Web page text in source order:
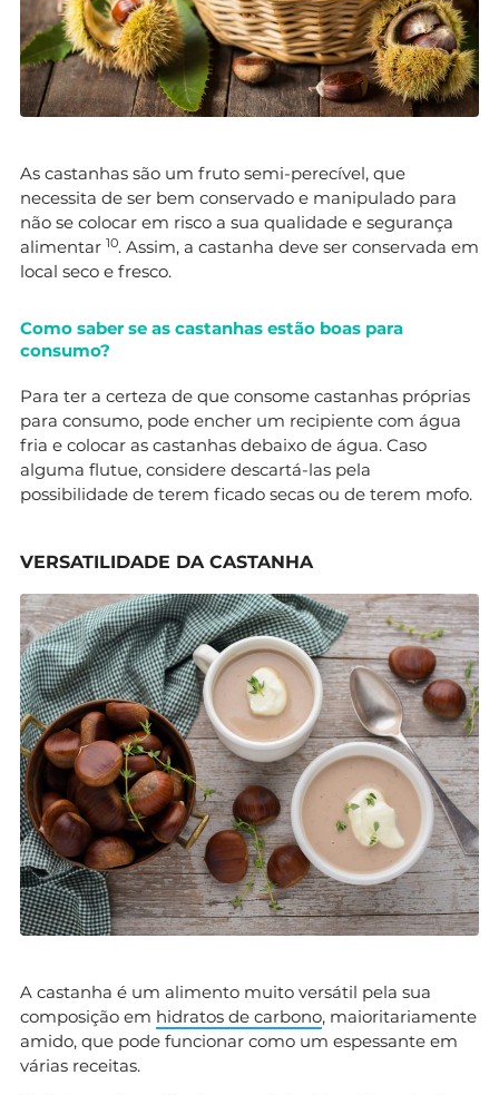
As castanhas são um fruto semi-perecível, que
necessita de ser bem conservado e manipulado para
não se colocar em risco a sua qualidade e segurança
alimentar 10. Assim, a castanha deve ser conservada em
local seco e fresco.
Como saber se as castanhas estão boas para
consumo?
Para ter a certeza de que consome castanhas próprias
para consumo, pode encher um recipiente com água
fria e colocar as castanhas debaixo de água. Caso
alguma flutue, considere descartá-las pela
possibilidade de terem ficado secas ou de terem mofo.
VERSATILIDADE DA CASTANHA
A castanha é um alimento muito versátil pela sua
composição em hidratos de carbono, maioritariamente
amido, que pode funcionar como um espessante em
várias receitas.